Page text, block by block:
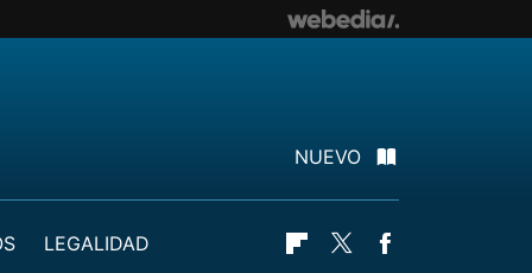
NUEVO
LEGALIDAD Flipboard
Twitter